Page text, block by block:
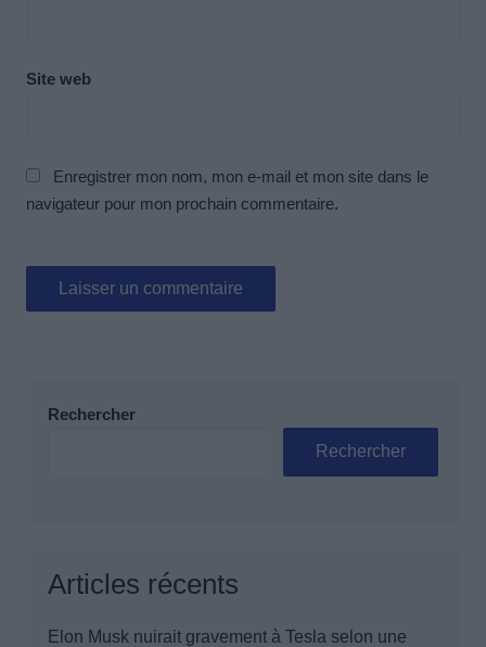
Site web
Enregistrer mon nom, mon e-mail et mon site dans le
navigateur pour mon prochain commentaire.
Rechercher
Rechercher
Articles récents
Elon Musk nuirait gravement à Tesla selon une